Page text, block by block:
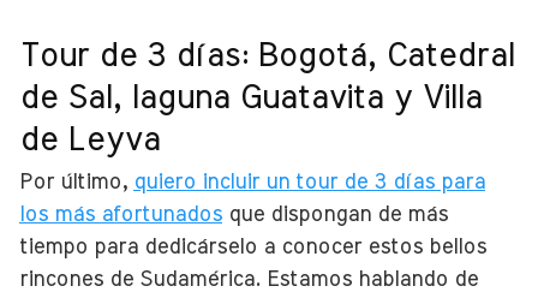
Tour de 3 días: Bogotá, Catedral
de Sal, laguna Guatavita y Villa
de Leyva
Por último, quiero incluir un tour de 3 días para
los más afortunados que dispongan de más
tiempo para dedicárselo a conocer estos bellos
rincones de Sudamérica. Estamos hablando de